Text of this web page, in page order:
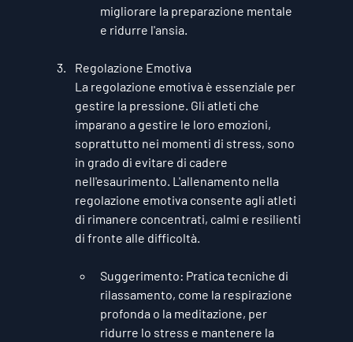
migliorare la preparazione mentale
e ridurre l'ansia.
Regolazione Emotiva
La regolazione emotiva è essenziale per
gestire la pressione. Gli atleti che
imparano a gestire le loro emozioni,
soprattutto nei momenti di stress, sono
in grado di evitare di cadere
nell'esaurimento. L'allenamento nella
regolazione emotiva consente agli atleti
di rimanere concentrati, calmi e resilienti
di fronte alle difficoltà.
Suggerimento: Pratica tecniche di
rilassamento, come la respirazione
profonda o la meditazione, per
ridurre lo stress e mantenere la